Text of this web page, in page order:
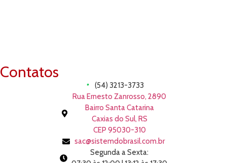
Contatos
(54) 3213-3733
Rua Ernesto Zanrosso, 2890
Bairro Santa Catarina
Caxias do Sul, RS
CEP 95030-310
sac@sistemdobrasil.com.br
Segunda a Sexta: